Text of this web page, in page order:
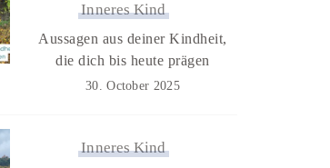
Inneres Kind
Aussagen aus deiner Kindheit,
die dich bis heute prägen
30. October 2025
Inneres Kind